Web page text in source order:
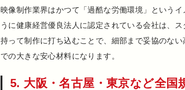
映像制作業界はかつて「過酷な労働環境」という
うに健康経営優良法人に認定されている会社は、
持って制作に打ち込むことで、細部まで妥協のな
での大きな安心材料になります。
5. 大阪・名古屋・東京など全国